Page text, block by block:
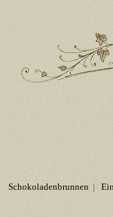
Schokoladenbrunnen |